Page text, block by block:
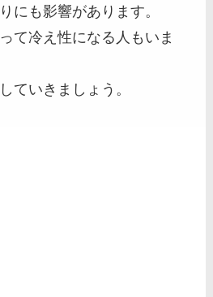
にも影響があります。
て冷え性になる人もいま
ていきましょう。